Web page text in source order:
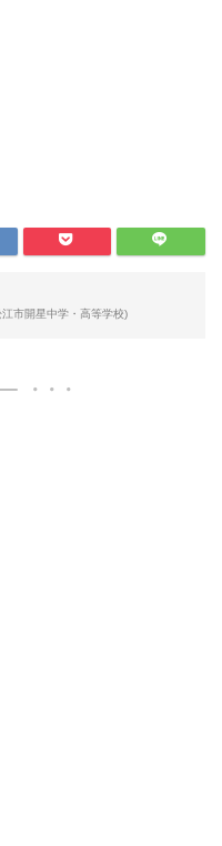
市開星中学・高等学校)